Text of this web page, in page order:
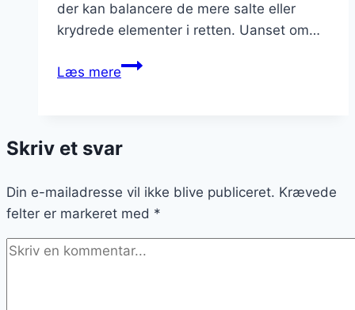
der kan balancere de mere salte eller
krydrede elementer i retten. Uanset om…
Læs merePastaretter
og
valg
Skriv et svar
Din e-mailadresse vil ikke blive publiceret. Krævede
felter er markeret med *